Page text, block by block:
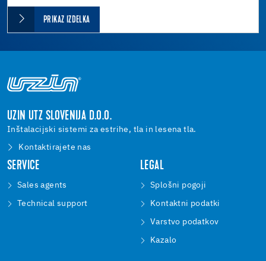
PRIKAZ IZDELKA
UZIN UTZ SLOVENIJA D.O.O.
Inštalacijski sistemi za estrihe, tla in lesena tla.
Kontaktirajete nas
SERVICE
Sales agents
Technical support
LEGAL
Splošni pogoji
Kontaktni podatki
Varstvo podatkov
Kazalo